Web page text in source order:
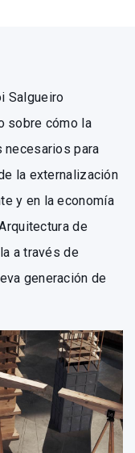
Salgueiro
sobre cómo la
para
la externalización
y en la economía
de
a través de
generación de